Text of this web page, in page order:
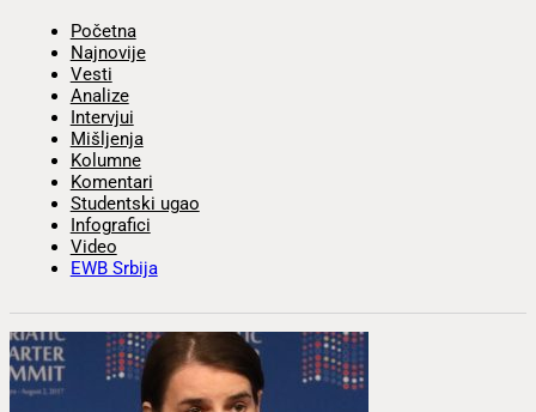
Početna
Najnovije
Vesti
Analize
Intervjui
Mišljenja
Kolumne
Komentari
Studentski ugao
Infografici
Video
EWB Srbija